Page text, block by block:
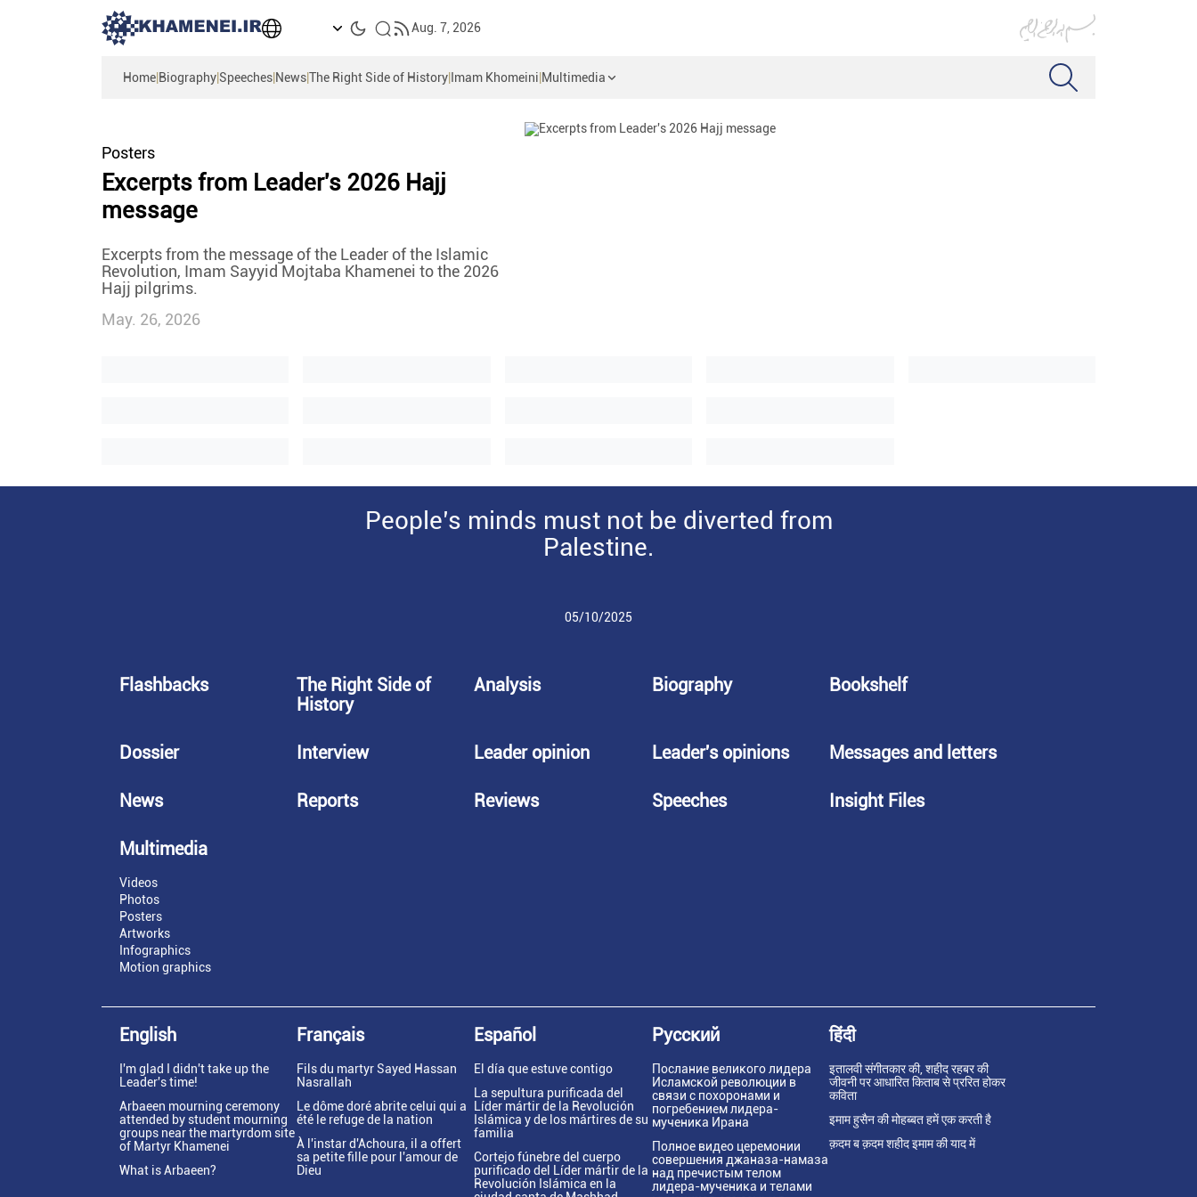
Aug. 7, 2026
Home|Biography|Speeches|News|The Right Side of History|Imam Khomeini|Multimedia
Posters
Excerpts from Leader's 2026 Hajj
message
Excerpts from the message of the Leader of the Islamic
Revolution, Imam Sayyid Mojtaba Khamenei to the 2026
Hajj pilgrims.
May. 26, 2026
People’s minds must not be diverted from
Palestine.
05/10/2025
Flashbacks
The Right Side of
History
Analysis Biography Bookshelf
Dossier Interview Leader opinion Leader's opinions Messages and letters
News Reports Reviews Speeches Insight Files
Multimedia
Videos
Photos
Posters
Artworks
Infographics
Motion graphics
English
I'm glad I didn't take up the
Leader's time!
Arbaeen mourning ceremony
attended by student mourning
groups near the martyrdom site
of Martyr Khamenei
What is Arbaeen?
Français
Fils du martyr Sayed Hassan
Nasrallah
Le dôme doré abrite celui qui a
été le refuge de la nation
À l'instar d'Achoura, il a offert
sa petite fille pour l'amour de
Dieu
Español
El día que estuve contigo
La sepultura purificada del
Líder mártir de la Revolución
Islámica y de los mártires de su
familia
Cortejo fúnebre del cuerpo
purificado del Líder mártir de la
Revolución Islámica en la
Русский
Послание великого лидера
Исламской революции в
связи с похоронами и
погребением лидера-
мученика Ирана
Полное видео церемонии
совершения джаназа-намаза
над пречистым телом
лидера-мученика и телами
हिंदी
इतालवी संगीतकार की, शहीद रहबर की
जीवनी पर आधारित किताब से प्ररित होकर
कविता
इमाम हुसैन की मोहब्बत हमें एक करती है
क़दम ब क़दम शहीद इमाम की याद में